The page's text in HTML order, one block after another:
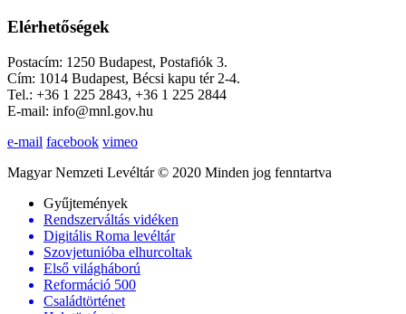
Elérhetőségek
Postacím: 1250 Budapest, Postafiók 3.
Cím: 1014 Budapest, Bécsi kapu tér 2-4.
Tel.: +36 1 225 2843, +36 1 225 2844
E-mail: info@mnl.gov.hu
e-mail facebook vimeo
Magyar Nemzeti Levéltár © 2020 Minden jog fenntartva
Gyűjtemények
Rendszerváltás vidéken
Digitális Roma levéltár
Szovjetunióba elhurcoltak
Első világháború
Reformáció 500
Családtörténet